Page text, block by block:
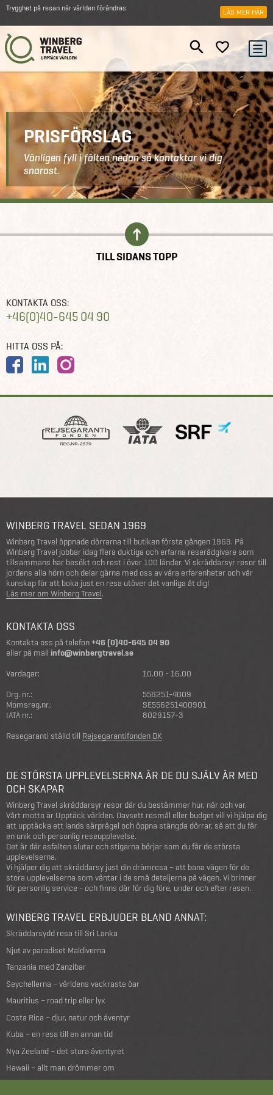
Trygghet på resan när världen förändras LÄS MER HÄR
PRISFÖRSLAG
Vänligen fyll i fälten nedan så kontaktar vi dig
snarast.
TILL SIDANS TOPP
KONTAKTA OSS:
+46(0)40-645 04 90
HITTA OSS PÅ:
WINBERG TRAVEL SEDAN 1969
Winberg Travel öppnade dörrarna till butiken första gången 1969. På
Winberg Travel jobbar idag flera duktiga och erfarna reserådgivare som
tillsammans har besökt och rest i över 100 länder. Vi skräddarsyr resor till
jordens alla hörn och delar gärna med oss av våra erfarenheter och vår
kunskap för att boka just en resa utöver det vanliga åt dig!
Läs mer om Winberg Travel.
KONTAKTA OSS
Kontakta oss på telefon+46 (0)40-645 04 90
eller på mail info@winbergtravel.se
Vardagar:
10.00 - 16.00
Org. nr.:
556251-4009
Momsreg.nr.:
SE556251400901
IATA nr.:
8029157-3
Resegaranti ställd till Rejsegarantifonden DK
DE STÖRSTA UPPLEVELSERNA ÄR DE DU SJÄLV ÄR MED
OCH SKAPAR
Winberg Travel skräddarsyr resor där du bestämmer hur, när och var.
Vårt motto är Upptäck världen. Oavsett resmål eller budget vill vi hjälpa dig
att upptäcka ett lands särprägel och öppna stängda dörrar, så att du får
en unik och personlig reseupplevelse.
Det är där asfalten slutar och stigarna börjar som du får de största
upplevelserna.
Vi hjälper dig att skräddarsy just din drömresa – att bana vägen för de
stora upplevelserna som väntar i de små detaljerna på vägen. Vi brinner
för personlig service - och finns där för dig före, under och efter resan.
WINBERG TRAVEL ERBJUDER BLAND ANNAT:
Skräddarsydd resa till Sri Lanka
Njut av paradiset Maldiverna
Tanzania med Zanzibar
Seychellerna – världens vackraste öar
Mauritius – road trip eller lyx
Costa Rica – djur, natur och äventyr
Kuba – en resa till en annan tid
Nya Zeeland – det stora äventyret
Hawaii – allt man drömmer om